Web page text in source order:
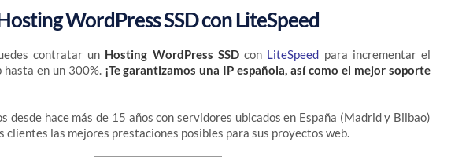
WordPress SSD con LiteSpeed
contratar un Hosting WordPress SSDcon LiteSpeed para incrementar el
en un 300%. ¡Te garantizamos una IP española, así como el mejor soporte
desde hace más de 15 años con servidores ubicados en España (Madrid y Bilbao)
clientes las mejores prestaciones posibles para sus proyectos web.